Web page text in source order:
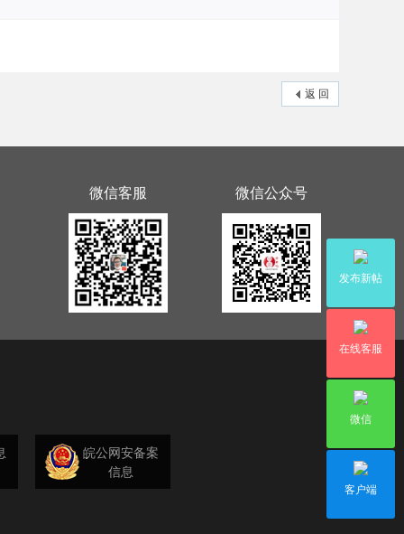
返 回
发布新帖
在线客服
微信
客户端
微信客服 微信公众号
皖公网安备案
信息